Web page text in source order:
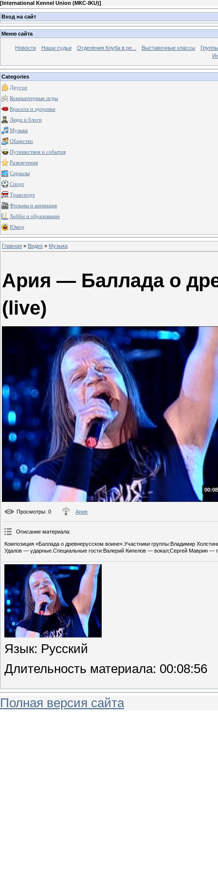
[International Kennel Union (МКС-IKU)]
Вход на сайт
Меню сайта
Новости Наши судьи Отделения Клуба в ре... Выставочные классы
Categories
Другое
Компьютерные игры
Красота и здоровье
Люди и блоги
Музыка
Общество
Путешествия и события
Развлечения
Сериалы
Спорт
Транспорт
Фильмы и анимация
Хобби и образование
Юмор
Главная » Видео » Музыка
Ария — Баллада о
(live)
Просмотры: 0 Ария
Описание материала:
Композиция «Баллада о древнерусском воине».Участники группы:Владимир
Удалов — ударные.Специальные гости:Валерий Кипелов — вокал;Сергей Маврин —
Язык: Русский
Длительность материала: 00:08:56
Полная версия сайта